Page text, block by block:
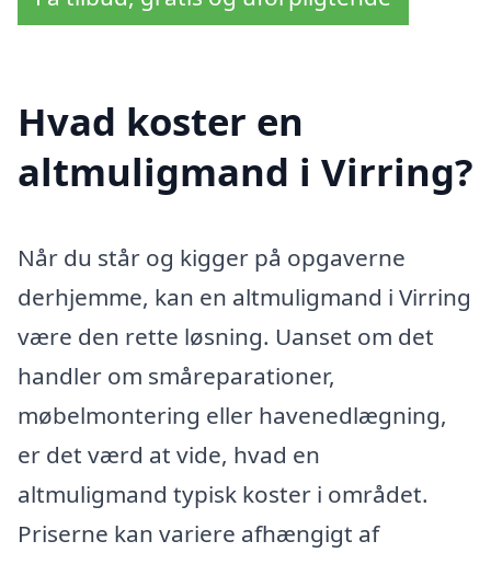
Hvad koster en
altmuligmand i Virring?
Når du står og kigger på opgaverne
derhjemme, kan en altmuligmand i Virring
være den rette løsning. Uanset om det
handler om småreparationer,
møbelmontering eller havenedlægning,
er det værd at vide, hvad en
altmuligmand typisk koster i området.
Priserne kan variere afhængigt af